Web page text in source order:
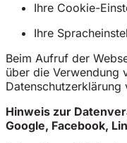
Ihre Cookie-
Ihre
Beim Aufruf der
über die Verwendung
Datenschutzerklärung
Hinweis zur
Google, Facebook,